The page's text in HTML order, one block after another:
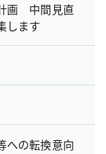
画 中間見直
します
への転換意向